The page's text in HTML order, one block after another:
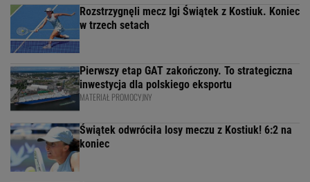
Rozstrzygnęli mecz Igi Świątek z Kostiuk. Koniec
w trzech setach
Pierwszy etap GAT zakończony. To strategiczna
inwestycja dla polskiego eksportu
MATERIAŁ PROMOCYJNY
Świątek odwróciła losy meczu z Kostiuk! 6:2 na
koniec